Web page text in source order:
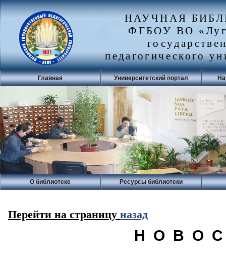
НАУЧНАЯ
ФГБОУ ВО
педагогического
Главная Университетский портал
О библиотеке Ресурсы библиотеки
Перейти на страницу назад
Н О В О